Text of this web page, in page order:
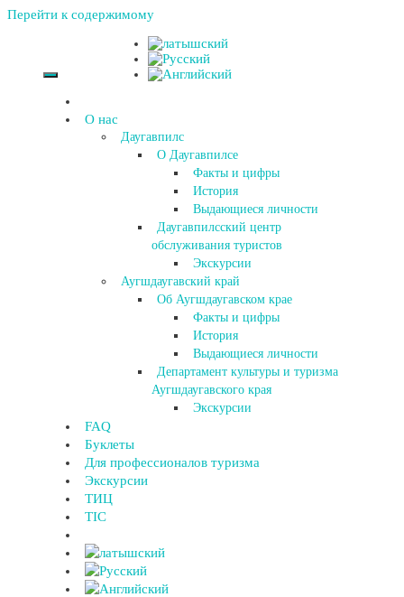
Перейти к содержимому
О нас
Даугавпилс
О Даугавпилсе
Факты и цифры
История
Выдающиеся личности
Даугавпилсский центр
обслуживания туристов
Экскурсии
Аугшдаугавский край
Об Аугшдаугавском крае
Факты и цифры
История
Выдающиеся личности
Департамент культуры и туризма
Аугшдаугавского края
Экскурсии
FAQ
Буклеты
Для профессионалов туризма
Экскурсии
ТИЦ
TIC